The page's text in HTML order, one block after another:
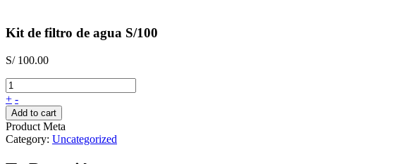
Kit de filtro de agua S/100
S/100.00
+ -
Add to cart
Product Meta
Category: Uncategorized